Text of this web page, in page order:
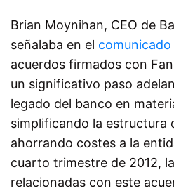
Brian Moynihan, CEO de
señalaba en el
acuerdos firmados con
un significativo paso
legado del banco en
simplificando la estructura
ahorrando costes a la
cuarto trimestre de 2012,
relacionadas con este